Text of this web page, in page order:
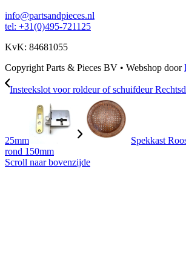
info@partsandpieces.nl
tel: +31(0)495-721125
KvK: 84681055
Copyright Parts & Pieces BV • Webshop door
Insteekslot voor roldeur of schuifdeur
25mm
Spekkast
rond 150mm
Scroll naar bovenzijde